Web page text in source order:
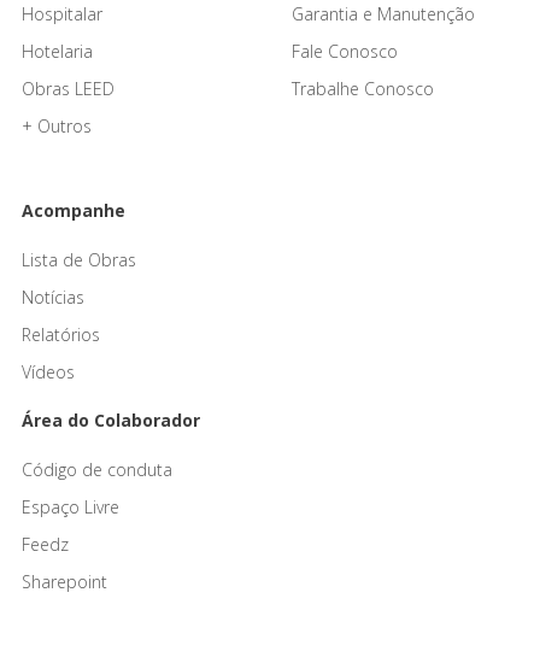
Hospitalar
Hotelaria
Obras LEED
+ Outros
Garantia e Manutenção
Fale Conosco
Trabalhe Conosco
Acompanhe
Lista de Obras
Notícias
Relatórios
Vídeos
Área do Colaborador
Código de conduta
Espaço Livre
Feedz
Sharepoint